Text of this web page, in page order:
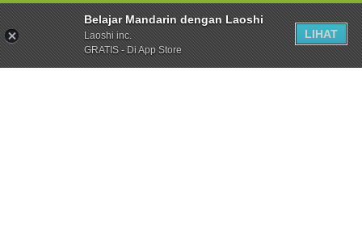
Belajar Mandarin dengan Laoshi
Laoshi inc.
GRATIS - Di App Store
LIHAT